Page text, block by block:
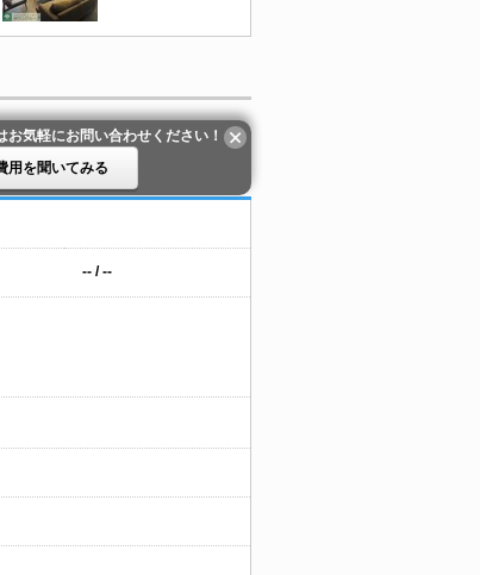
お気軽にお問い合わせください！
用を聞いてみる
-- / --